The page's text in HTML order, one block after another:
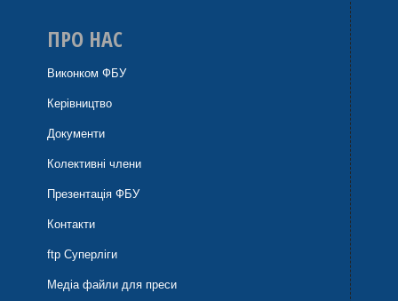
ПРО НАС
Виконком ФБУ
Керівництво
Документи
Колективні члени
Презентація ФБУ
Контакти
ftp Суперліги
Медіа файли для преси